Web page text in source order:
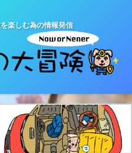
楽しむ為の情報発信